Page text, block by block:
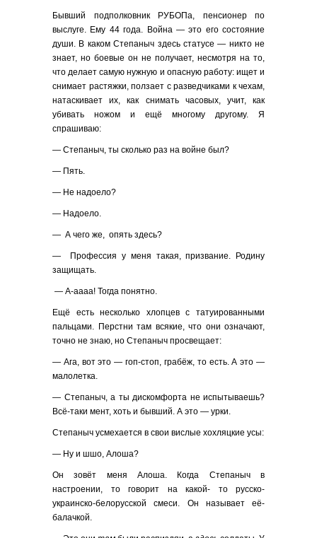
Бывший подполковник РУБОПа, пенсионер по
выслуге. Ему 44 года. Война — это его состояние
души. В каком Степаныч здесь статусе — никто не
знает, но боевые он не получает, несмотря на то,
что делает самую нужную и опасную работу: ищет и
снимает растяжки, ползает с разведчиками к чехам,
натаскивает их, как снимать часовых, учит, как
убивать ножом и ещё многому другому. Я
спрашиваю:
— Степаныч, ты сколько раз на войне был?
— Пять.
— Не надоело?
— Надоело.
— А чего же, опять здесь?
— Профессия у меня такая, призвание. Родину
защищать.
— А-аааа! Тогда понятно.
Ещё есть несколько хлопцев с татуированными
пальцами. Перстни там всякие, что они означают,
точно не знаю, но Степаныч просвещает:
— Ага, вот это — гоп-стоп, грабёж, то есть. А это —
малолетка.
— Степаныч, а ты дискомфорта не испытываешь?
Всё-таки мент, хоть и бывший. А это — урки.
Степаныч усмехается в свои вислые хохляцкие усы:
— Ну и шшо, Алоша?
Он зовёт меня Алоша. Когда Степаныч в
настроении, то говорит на какой- то русско-
украинско-белорусской смеси. Он называет её-
балачкой.